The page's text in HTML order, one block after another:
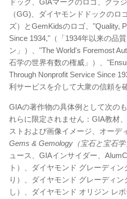
ドック、GIAマークのロゴ、グラ
（GG)、ダイヤモンドドックのロ
ズ）とGemKidsのロゴ、"Quality,
Since 1934,"（「1934年以来の品
ン」）、"The World's Foremost
石学の世界有数の権威」）、
Through Nonprofit Service Since
利サービスを介して大衆の信頼を
GIAの著作物の具体例として次の
れらに限定されません：GIA教材
ストおよび画像イメージ、オーデ
Gems & Gemology（宝石と宝石学
ュース、GIAインサイダー、
ト）、ダイヤモンド グレーディ
り）、ダイヤモンド グレーディ
し）、ダイヤモンド オリジン レ